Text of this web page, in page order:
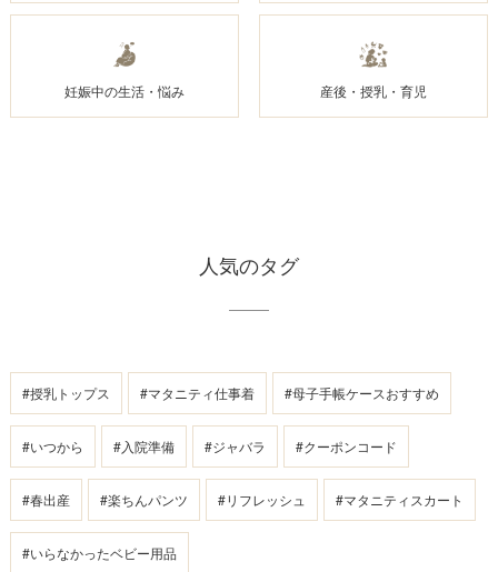
妊娠中の生活・悩み 産後・授乳・育児
人気のタグ
#授乳トップス #マタニティ仕事着 #母子手帳ケースおすすめ
#いつから #入院準備 #ジャバラ #クーポンコード
#春出産 #楽ちんパンツ #リフレッシュ #マタニティスカート
#いらなかったベビー用品